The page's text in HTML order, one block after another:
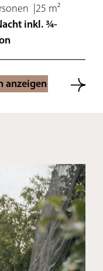
25 m²
inkl. ¾-
anzeigen